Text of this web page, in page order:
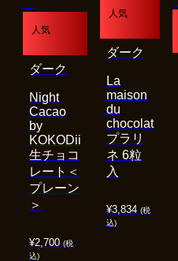
人気
¥2,700 (税
込)
Night
Cacao
by
KOKODii
生チョコ
レート＜
プレーン
＞
ダーク
人気
¥3,834 (税
込)
La
maison
du
chocolat
プラリ
ネ 6粒
入
ダーク